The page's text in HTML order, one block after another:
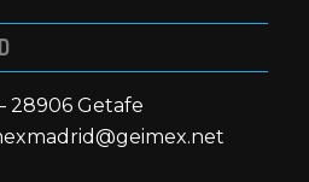
28906 Getafe